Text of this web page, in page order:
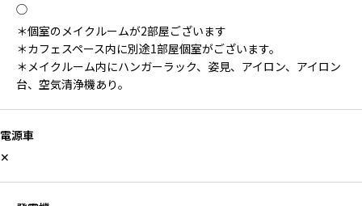
◯
＊個室のメイクルームが2部屋ございます
＊カフェスペース内に別途1部屋個室がございます。
＊メイクルーム内にハンガーラック、姿見、アイロン、アイロン
台、空気清浄機あり。
電源車
✕